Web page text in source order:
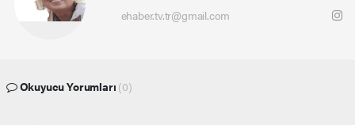
ehaber.tv.tr@gmail.com
Okuyucu Yorumları (0)